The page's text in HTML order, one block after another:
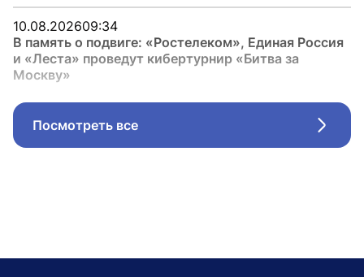
10.08.202609:34
В память о подвиге: «Ростелеком», Единая Россия
и «Леста» проведут кибертурнир «Битва за
Москву»
Посмотреть все